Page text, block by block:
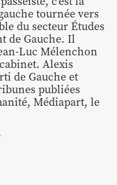
tournée vers
du secteur Études
de Gauche. Il
Luc Mélenchon
Alexis
de Gauche et
publiées
Médiapart, le